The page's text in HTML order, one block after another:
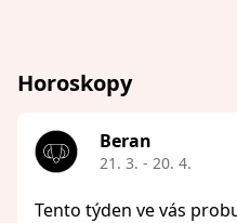
Horoskopy
Beran
21. 3. - 20. 4.
Tento týden ve vás